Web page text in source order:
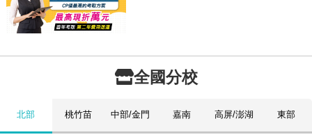
全國分校
北部 桃竹苗 中部/金門 嘉南 高屏/澎湖 東部